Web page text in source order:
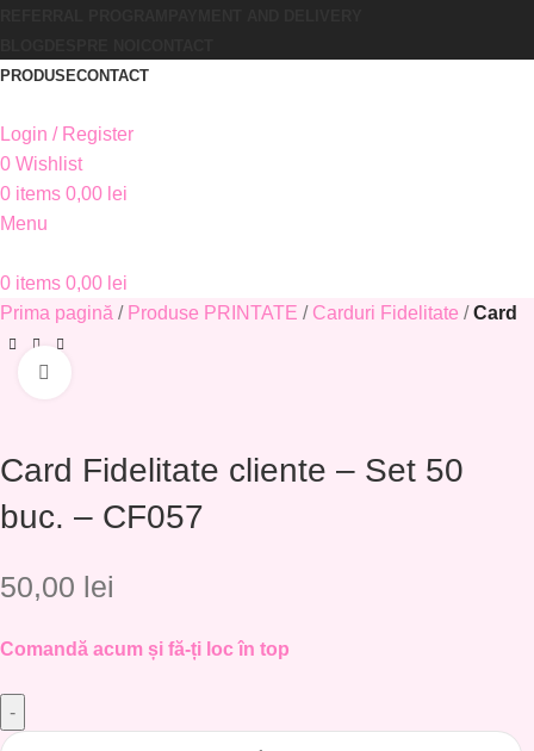
PRODUSECONTACT
Login / Register
0 Wishlist
0 items 0,00 lei
Menu
0 items 0,00 lei
Prima pagină
Produse PRINTATE Carduri Fidelitate Card
Card Fidelitate cliente – Set 50
buc. – CF057
50,00 lei
Comandă acum și fă-ți loc în top